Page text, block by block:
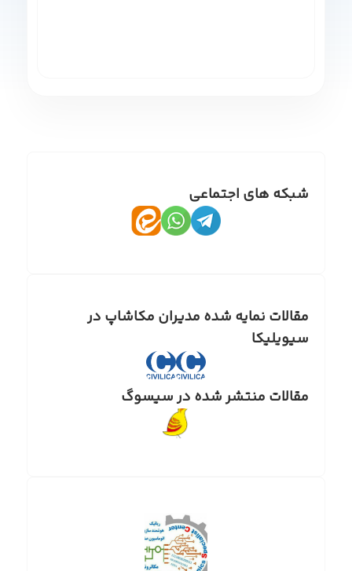
شبکه های اجتماعی
مقالات نمایه شده مدیران مکاشاپ در
سیویلیکا
مقالات منتشر شده در سیسوگ